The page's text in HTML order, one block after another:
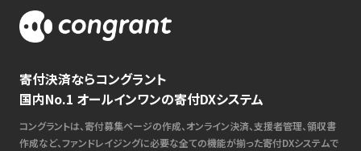
寄付決済ならコングラント
国内No.1 オールインワンの寄付DXシステム
コングラントは、寄付募集ページの作成、オンライン決済、支援者管理、領収書
作成など、ファンドレイジングに必要な全ての機能が揃った寄付DXシステムで